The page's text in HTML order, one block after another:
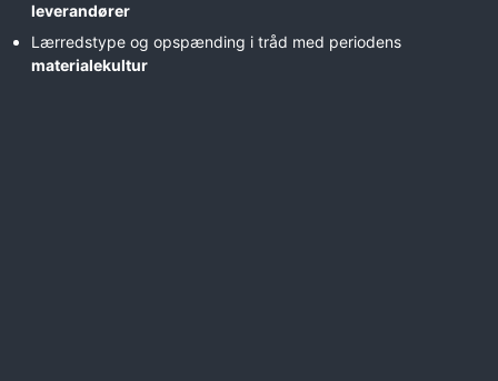
leverandører
Lærredstype og opspænding i tråd med periodens
materialekultur